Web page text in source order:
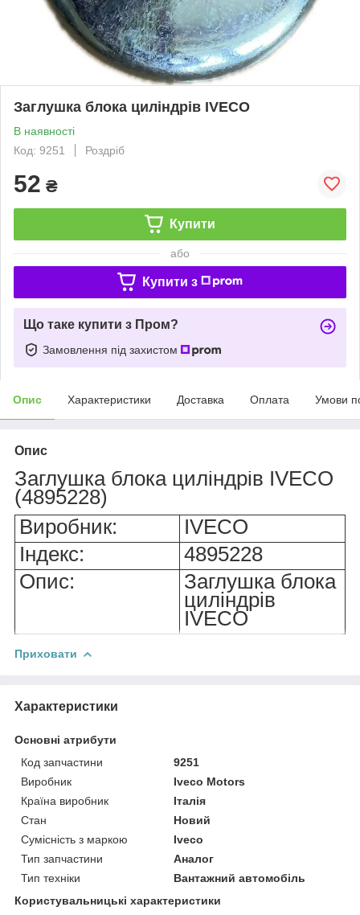
Заглушка блока циліндрів IVECO
В наявності
Код: 9251
Роздріб
52 ₴
Купити
або
Купити з
Що таке купити з Пром?
Замовлення під захистом
Опис Характеристики Доставка Оплата Умови
Опис
Заглушка блока циліндрів IVECO
(4895228)
Виробник:
IVECO
Індекс:
4895228
Опис:
Заглушка блока
циліндрів
IVECO
Приховати
Характеристики
Основні атрибути
Код запчастини
9251
Виробник
Iveco Motors
Країна виробник
Італія
Стан
Новий
Сумісність з маркою
Iveco
Тип запчастини
Аналог
Тип техніки
Вантажний автомобіль
Користувальницькі характеристики